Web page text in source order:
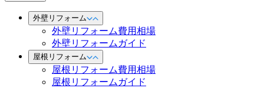
外壁リフォーム
外壁リフォーム費用相場
外壁リフォームガイド
屋根リフォーム
屋根リフォーム費用相場
屋根リフォームガイド